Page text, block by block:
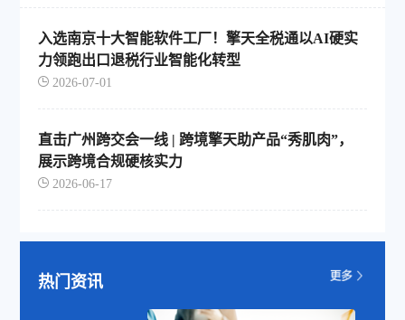
入选南京十大智能软件工厂！擎天全税通以AI硬实
力领跑出口退税行业智能化转型
2026-07-01
直击广州跨交会一线 | 跨境擎天助产品“秀肌肉”，
展示跨境合规硬核实力
2026-06-17
热门资讯